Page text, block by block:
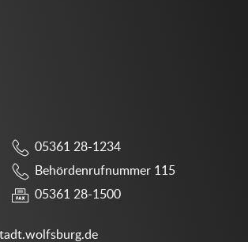
05361 28-1234
Behördenrufnummer 115
05361 28-1500